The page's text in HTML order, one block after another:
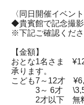
〈同日開催イベン
◆貴賓館で記念撮影
※下記ご確認くださ
【金額】
おとな1名さま
承ります。
こども7～12才
3～ 6才
2才以下 無